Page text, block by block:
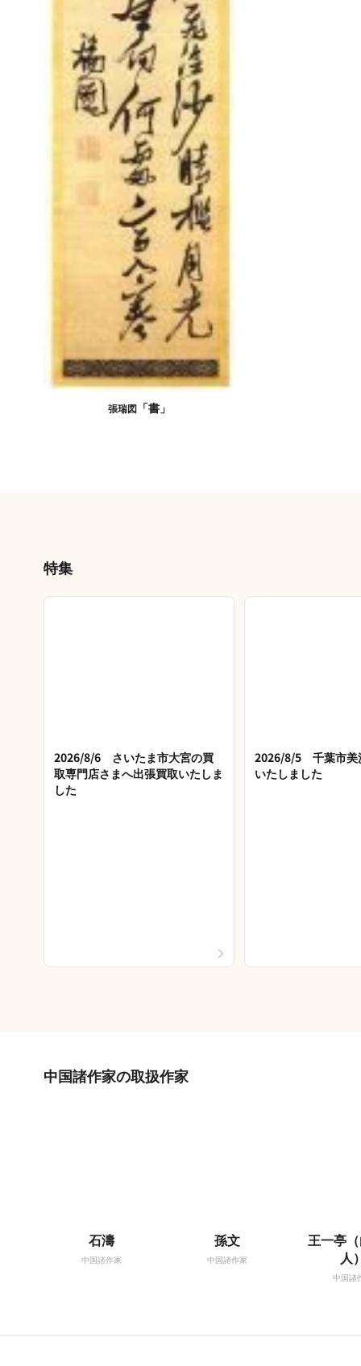
張瑞図「書」
特集
2026/8/6 さいたま市大宮の買
取専門店さまへ出張買取いたしま
した
2026/8/5 千葉市美
いたしました
中国諸作家の取扱作家
石濤
中国諸作家
孫文
中国諸作家
王一亭
人
中国諸